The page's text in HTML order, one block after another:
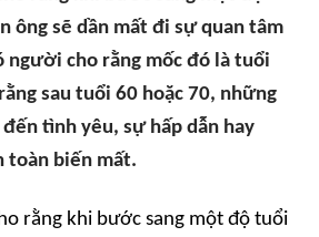
ông sẽ dần mất đi sự quan tâm
người cho rằng mốc đó là tuổi
sau tuổi 60 hoặc 70, những
tình yêu, sự hấp dẫn hay
toàn biến mất.
rằng khi bước sang một độ tuổi